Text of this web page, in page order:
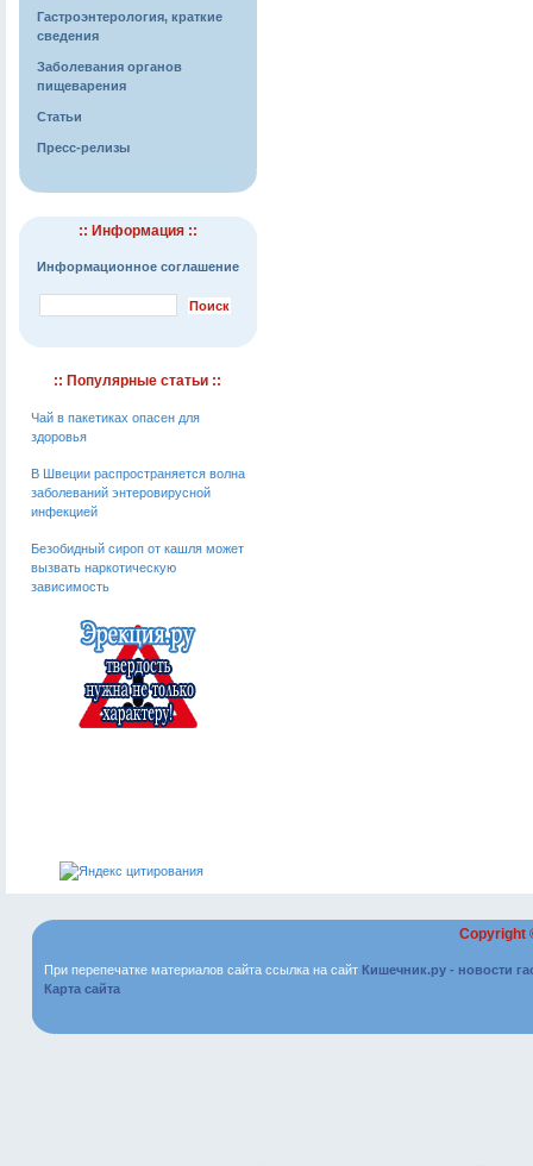
Гастроэнтерология, краткие
сведения
Заболевания органов
пищеварения
Статьи
Пресс-релизы
:: Информация ::
Информационное соглашение
:: Популярные статьи ::
Чай в пакетиках опасен для
здоровья
В Швеции распространяется волна
заболеваний энтеровирусной
инфекцией
Безобидный сироп от кашля может
вызвать наркотическую
зависимость
Copyright
При перепечатке материалов сайта ссылка на сайт Кишечник.ру - новости
Карта сайта